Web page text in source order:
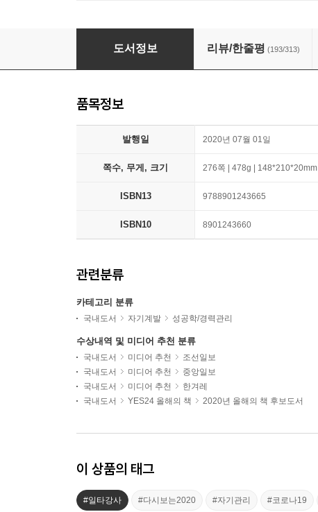
김미경의 리부트
도서정보 리뷰/한줄평 (193/313)
품목정보
발행일 2020년 07월 01일
쪽수, 무게, 크기 276쪽 | 478g | 148*210*20mm
ISBN13 9788901243665
ISBN10 8901243660
관련분류
카테고리 분류
국내도서 자기계발 성공학/경력관리
수상내역 및 미디어 추천 분류
국내도서 미디어 추천
조선일보
국내도서
미디어 추천
중앙일보
국내도서
미디어 추천
한겨레
국내도서
YES24 올해의 책 2020년 올해의 책 후보도서
이 상품의 태그
#일타강사 #다시보는2020 #자기관리 #코로나19